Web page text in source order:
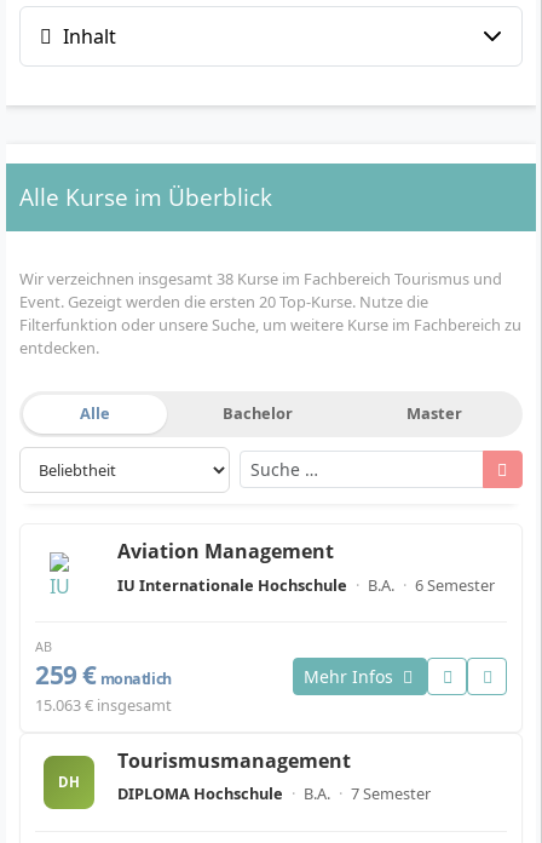
Inhalt
Alle Kurse im Überblick
Wir verzeichnen insgesamt 38 Kurse im Fachbereich Tourismus und
Event. Gezeigt werden die ersten 20 Top-Kurse. Nutze die
Filterfunktion oder unsere Suche, um weitere Kurse im Fachbereich zu
entdecken.
Alle Bachelor Master
Aviation Management
IU Internationale Hochschule · B.A. · 6 Semester
AB
259 € monatlich
15.063 € insgesamt
Mehr Infos
DH
Tourismusmanagement
DIPLOMA Hochschule · B.A. · 7 Semester